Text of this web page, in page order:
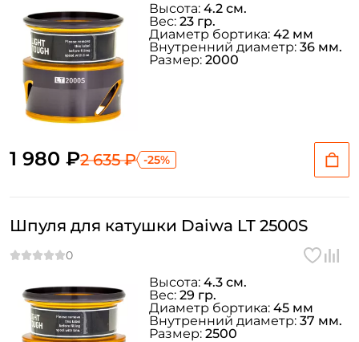
1 980 ₽2 635 ₽ -25%
Высота: 4.2 см.
Вес: 23 гр.
Диаметр бортика: 42 мм
Внутренний диаметр: 36 мм.
Размер: 2000
Шпуля для катушки Daiwa LT 2500S
Высота: 4.3 см.
Вес: 29 гр.
Диаметр бортика: 45 мм
Внутренний диаметр: 37 мм.
Размер: 2500
Создать аккаунт
ФИО: *
Email: *
Номер телефона: *